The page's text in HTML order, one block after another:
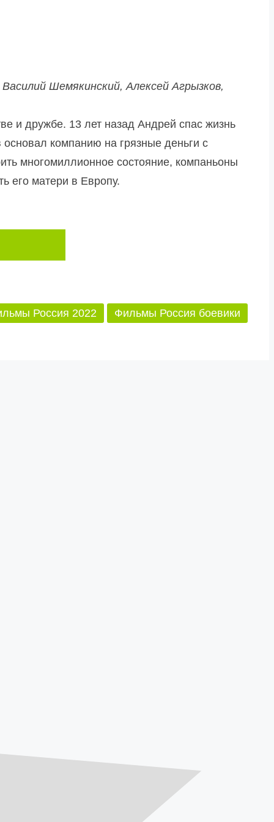
Шемякинский, Алексей Агрызков,
и дружбе. 13 лет назад Андрей спас жизнь
компанию на грязные деньги с
многомиллионное состояние, компаньоны
его матери в Европу.
Россия 2022
Фильмы Россия боевики